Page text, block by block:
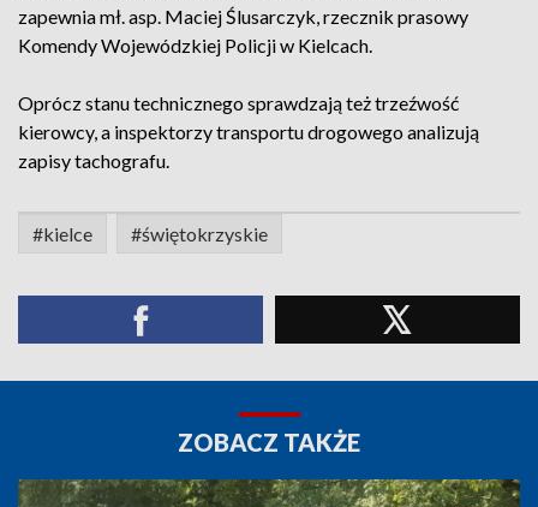
zapewnia mł. asp. Maciej Ślusarczyk, rzecznik prasowy
Komendy Wojewódzkiej Policji w Kielcach.
Oprócz stanu technicznego sprawdzają też trzeźwość
kierowcy, a inspektorzy transportu drogowego analizują
zapisy tachografu.
#kielce #świętokrzyskie
ZOBACZ TAKŻE